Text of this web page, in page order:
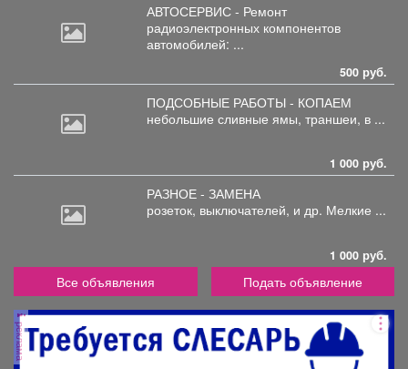
АВТОСЕРВИС - Ремонт
радиоэлектронных компонентов
автомобилей: ...
500 руб.
ПОДСОБНЫЕ РАБОТЫ - КОПАЕМ
небольшие сливные ямы, траншеи, в ...
1 000 руб.
РАЗНОЕ - ЗАМЕНА
розеток, выключателей, и др. Мелкие ...
1 000 руб.
Все объявления Подать объявление
реклама